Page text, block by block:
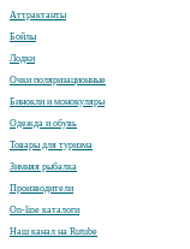
Аттрактанты
Бойлы
Лодки
Очки поляризационные
Бинокли и монокуляры
Одежда и обувь
Товары для туризма
Зимняя рыбалка
Производители
On-line каталоги
Наш канал на Rutube